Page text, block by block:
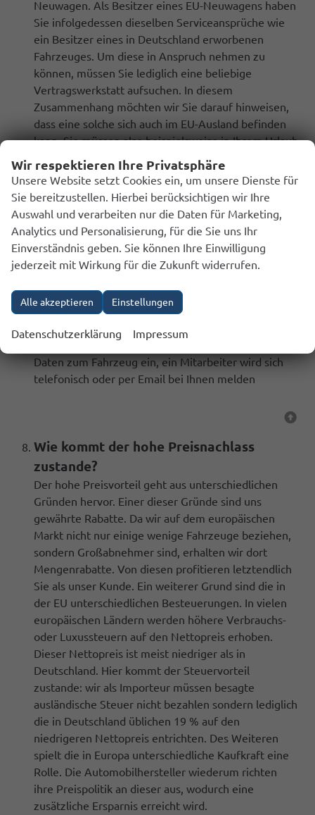
Neuwagen. Als Besitzer eines EU-Neuwagens haben
Sie infolgedessen dieselben Serviceansprüche wie
ein Besitzer eines in Deutschland erworbenen
Fahrzeuges. Um diese in Anspruch nehmen zu
können, müssen Sie lediglich eine beliebige
Vertragswerkstatt aufsuchen. In diesem
Zusammenhang möchten wir Sie darauf hinweisen,
dass eine solche sich auch im EU-Ausland befinden
kann. Sie müssen also beispielsweise in Ihrem Urlaub
innerhalb der EU nicht darauf warten, bis Sie wieder
in Deutschland sind. Darüber hinaus haben Sie die
Möglichkeit, diese Garantie zusätzlich zu verlängern
Wie werde ich meinen alten Wagen los?
verkaufen möchten, haben Sie unterschiedliche
Möglichkeiten. Gerne nehmen wir altes Fahrzeug in
Zahlung, gehen Sie dazu bitte auf den unter Punkt
Daten zum Fahrzeug ein, ein Mitarbeiter wird sich
telefonisch oder per Email bei Ihnen melden
Wie kommt der hohe Preisnachlass
zustande?
Der hohe Preisvorteil geht aus unterschiedlichen
Gründen hervor. Einer dieser Gründe sind uns
gewährte Rabatte. Da wir auf dem europäischen
Markt nicht nur einige wenige Fahrzeuge beziehen,
sondern Großabnehmer sind, erhalten wir dort
Mengenrabatte. Von diesen profitieren letztendlich
Sie als unser Kunde. Ein weiterer Grund sind die in
der EU unterschiedlichen Besteuerungen. In vielen
europäischen Ländern werden höhere Verbrauchs-
oder Luxussteuern auf den Nettopreis erhoben.
Dieser Nettopreis ist meist niedriger als in
Deutschland. Hier kommt der Steuervorteil
zustande: wir als Importeur müssen besagte
ausländische Steuer nicht bezahlen sondern lediglich
die in Deutschland üblichen 19 % auf den
niedrigeren Nettopreis entrichten. Des Weiteren
spielt die in Europa unterschiedliche Kaufkraft eine
Rolle. Die Automobilhersteller wiederum richten
ihre Preispolitik an dieser aus, wodurch eine
zusätzliche Ersparnis erreicht wird.
Wir respektieren Ihre Privatsphäre
Unsere Website setzt Cookies ein, um unsere Dienste für
Sie bereitzustellen. Hierbei berücksichtigen wir Ihre
Auswahl und verarbeiten nur die Daten für Marketing,
Analytics und Personalisierung, für die Sie uns Ihr
Einverständnis geben. Sie können Ihre Einwilligung
jederzeit mit Wirkung für die Zukunft widerrufen.
Alle akzeptieren Einstellungen
Datenschutzerklärung Impressum